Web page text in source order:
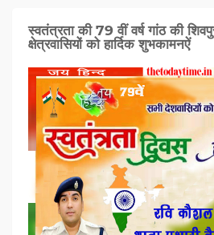
स्वतंत्रता की 79 वीं वर्ष गांठ की
क्षेत्रवासियों को हार्दिक शुभकामनऐं